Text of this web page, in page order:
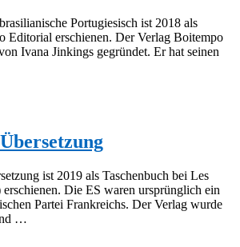
Portugiesisch ist 2018 als
Editorial erschienen. Der Verlag Boitempo
Ivana Jinkings gegründet. Er hat seinen
ist 2019 als Taschenbuch bei Les
Die ES waren ursprünglich ein
Partei Frankreichs. Der Verlag wurde
…